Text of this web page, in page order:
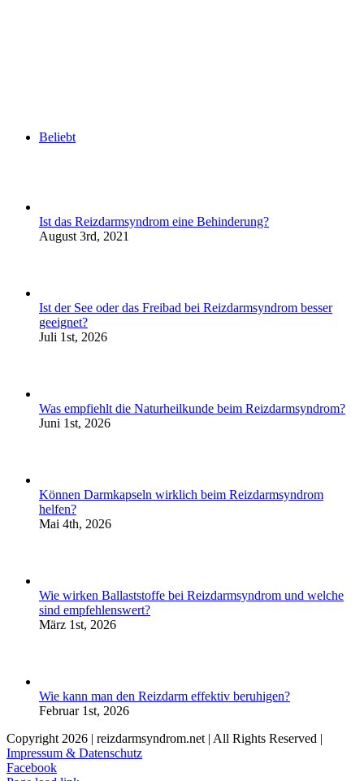
Beliebt
Ist das Reizdarmsyndrom eine Behinderung?
August 3rd, 2021
Ist der See oder das Freibad bei Reizdarmsyndrom besser
geeignet?
Juli 1st, 2026
Was empfiehlt die Naturheilkunde beim Reizdarmsyndrom?
Juni 1st, 2026
Können Darmkapseln wirklich beim Reizdarmsyndrom
helfen?
Mai 4th, 2026
Wie wirken Ballaststoffe bei Reizdarmsyndrom und welche
sind empfehlenswert?
März 1st, 2026
Wie kann man den Reizdarm effektiv beruhigen?
Februar 1st, 2026
Copyright 2026 | reizdarmsyndrom.net | All Rights Reserved |
Impressum & Datenschutz
Facebook